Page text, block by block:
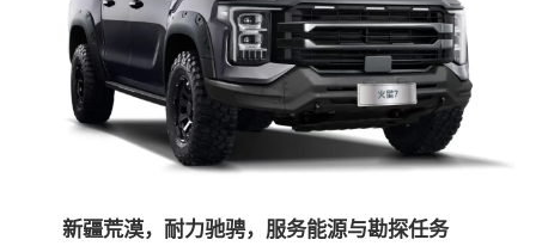
新疆荒漠，耐力驰骋，服务能源与勘探任务